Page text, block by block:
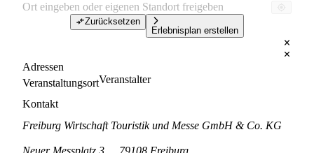
Zurücksetzen
Erlebnisplan erstellen
Adressen
VeranstaltungsortVeranstalter
Kontakt
Freiburg Wirtschaft Touristik und Messe GmbH & Co. KG